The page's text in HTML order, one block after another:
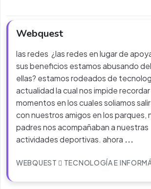
Webquest
las redes ¿las redes en lugar de
sus beneficios estamos abusando
ellas? estamos rodeados de
actualidad la cual nos impide
momentos en los cuales soliamos
con nuestros amigos en los parques,
padres nos acompañaban a nuestras
actividades deportivas. ahora ...
WEBQUEST TECNOLOGÍA E